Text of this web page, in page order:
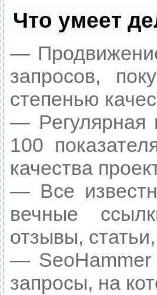
Что умеет
—
запросов,
степенью
— Регулярная
100
качества
— Все
вечные
отзывы,
— SeoHammer
запросы, на